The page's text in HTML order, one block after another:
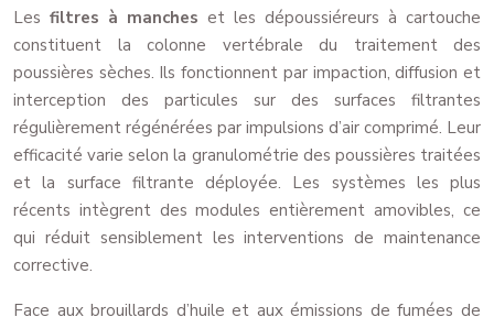
Les filtres à manches et les dépoussiéreurs à cartouche
constituent la colonne vertébrale du traitement des
poussières sèches. Ils fonctionnent par impaction, diffusion et
interception des particules sur des surfaces filtrantes
régulièrement régénérées par impulsions d’air comprimé. Leur
efficacité varie selon la granulométrie des poussières traitées
et la surface filtrante déployée. Les systèmes les plus
récents intègrent des modules entièrement amovibles, ce
qui réduit sensiblement les interventions de maintenance
corrective.
Face aux brouillards d’huile et aux émissions de fumées de